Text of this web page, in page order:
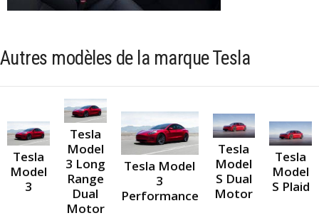
Autres modèles de la marque Tesla
Tesla
Model
3
Tesla
Model
3 Long
Range
Dual
Motor
Tesla Model
3
Performance
Tesla
Model
S Dual
Motor
Tesla
Model
S Plaid